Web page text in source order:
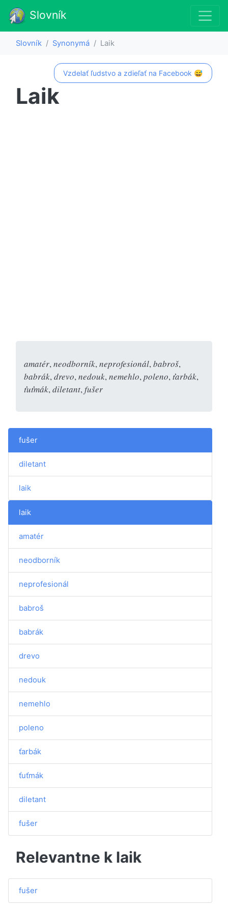
Slovník
Slovník Synonymá Laik
Vzdelať ľudstvo a zdieľať na Facebook 😅
Laik
amatér, neodborník, neprofesionál, babroš,
babrák, drevo, nedouk, nemehlo, poleno, ťarbák,
ťuťmák, diletant, fušer
fušer
diletant
laik
laik
amatér
neodborník
neprofesionál
babroš
babrák
drevo
nedouk
nemehlo
poleno
ťarbák
ťuťmák
diletant
fušer
Relevantne k laik
fušer